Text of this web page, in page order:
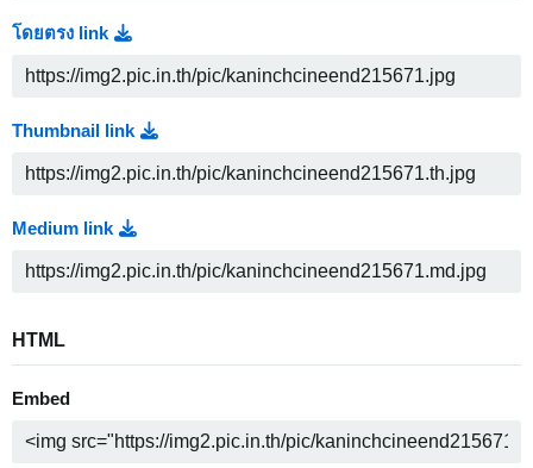
โดยตรง link
Thumbnail link
Medium link
HTML
Embed